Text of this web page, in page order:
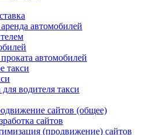
автомобилей
автомобилей
такси
водителя такси
сайтов (общее)
сайтов
(продвижение) сайтов